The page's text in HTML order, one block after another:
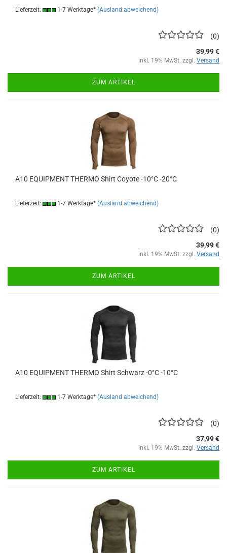
Lieferzeit: 1-7 Werktage* (Ausland abweichend)
0
39,99 €
inkl. 19% MwSt. zzgl. Versand
ZUM ARTIKEL
A10 EQUIPMENT THERMO Shirt Coyote -10°C -20°C
Lieferzeit: 1-7 Werktage* (Ausland abweichend)
0
39,99 €
inkl. 19% MwSt. zzgl. Versand
ZUM ARTIKEL
A10 EQUIPMENT THERMO Shirt Schwarz -0°C -10°C
Lieferzeit: 1-7 Werktage* (Ausland abweichend)
0
37,99 €
inkl. 19% MwSt. zzgl. Versand
ZUM ARTIKEL